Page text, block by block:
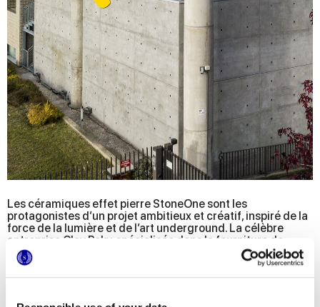
Les céramiques effet pierre StoneOne sont les
protagonistes d’un projet ambitieux et créatif, inspiré de la
force de la lumière et de l’art underground. La célèbre
entreprise Clay Paky, spécialisée dans la fourniture de
systèmes d’éclairage pour les plus grands événements
internationaux, voulait créer un hub créatif où concentrer
toutes les activités de recherche et développement
garage du quartier général de Seriate, la transformant en